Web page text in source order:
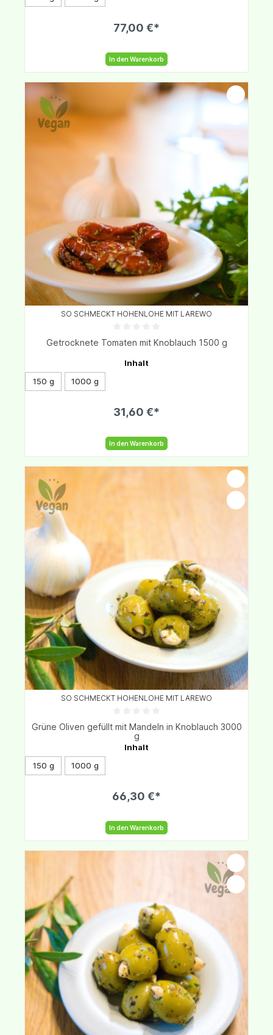
77,00 €*
In den Warenkorb
SO SCHMECKT HOHENLOHE MIT LAREWO
Getrocknete Tomaten mit Knoblauch 1500 g
Inhalt
150 g
1000 g
31,60 €*
In den Warenkorb
SO SCHMECKT HOHENLOHE MIT LAREWO
Grüne Oliven gefüllt mit Mandeln in Knoblauch 3000
g
Inhalt
150 g
1000 g
66,30 €*
In den Warenkorb